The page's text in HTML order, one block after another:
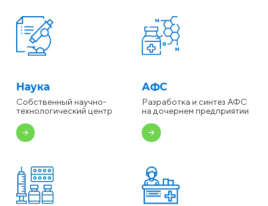
Наука
Собственный научно-
технологический центр
АФС
Разработка и синтез АФС
на дочернем предприятии